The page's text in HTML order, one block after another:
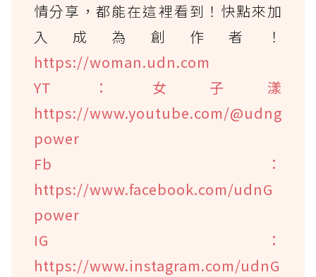
情分享，都能在這裡看到！快點來加
入成為創作者！
https://woman.udn.com
YT：女子漾
https://www.youtube.com/@udng
power
Fb：
https://www.facebook.com/udnG
power
IG：
https://www.instagram.com/udnG